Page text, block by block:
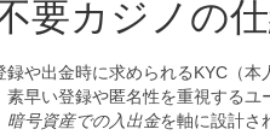
要カジノの
や出金時に求められるKYC（
早い登録や匿名性を重視する
暗号資産での入出金を軸に設計さ